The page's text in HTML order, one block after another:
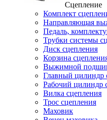
Сцепление
Комплект
Направляющая
Педаль,
Трубки системы
Диск сцепления
Корзина
Выжимной
Главный цилиндр
Рабочий цилиндр
Вилка сцепления
Трос сцепления
Маховик